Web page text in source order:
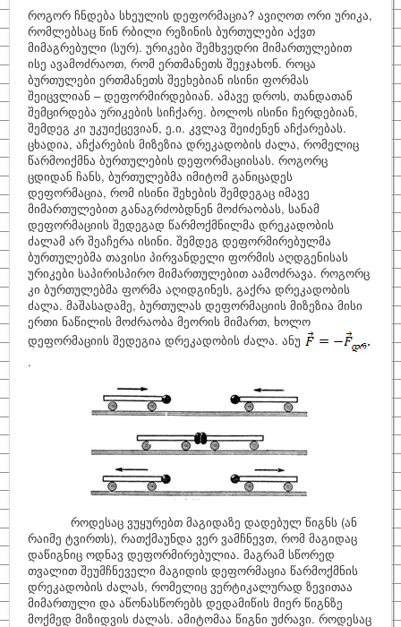
როგორ ჩნდება სხეულის დეფორმაცია? ავიღოთ ორი ურიკა,
რომლებსაც წინ რბილი რეზინის ბურთულები აქვთ
მიმაგრებული (სურ). ურიკები შემხვედრი მიმართულებით
ისე ავამოძრაოთ, რომ ერთმანეთს შეეჯახონ. როცა
ბურთულები ერთმანეთს შეეხებიან ისინი ფორმას
შეიცვლიან – დეფორმირდებიან. ამავე დროს, თანდათან
შემცირდება ურიკების სიჩქარე. ბოლოს ისინი ჩერდებიან,
შემდეგ კი უკუიქცევიან, ე.ი. კვლავ შეიძენენ აჩქარებას.
ცხადია, აჩქარების მიზეზია დრეკადობის ძალა, რომელიც
წარმოიქმნა ბურთულების დეფორმაციისას. როგორც
ცდიდან ჩანს, ბურთულებმა იმიტომ განიცადეს
დეფორმაცია, რომ ისინი შეხების შემდეგაც იმავე
მიმართულებით განაგრძობდნენ მოძრაობას, სანამ
დეფორმაციის შედეგად წარმოქმნილმა დრეკადობის
ძალამ არ შეაჩერა ისინი. შემდეგ დეფორმირებულმა
ბურთულებმა თავისი პირვანდელი ფორმის აღდგენისას
ურიკები საპირისპირო მიმართულებით აამოძრავა. როგორც
კი ბურთულებმა ფორმა აღიდგინეს, გაქრა დრეკადობის
ძალა. მაშასადამე, ბურთულას დეფორმაციის მიზეზია მისი
ერთი ნაწილის მოძრაობა მეორის მიმართ, ხოლო
დეფორმაციის შედეგია დრეკადობის ძალა. ანუ
.
როდესაც ვუყურებთ მაგიდაზე დადებულ წიგნს (ან
რაიმე ტვირთს), რათქმაუნდა ვერ ვამჩნევთ, რომ მაგიდაც
დაწიგნიც ოდნავ დეფორმირებულია. მაგრამ სწორედ
თვალით შეუმჩნეველი მაგიდის დეფორმაცია წარმოქმნის
დრეკადობის ძალას, რომელიც ვერტიკალურად ზევითაა
მიმართული და აწონასწორებს დედამიწის მიერ წიგნზე
მოქმედ მიზიდვის ძალას. ამიტომაა წიგნი უძრავი. როდესაც